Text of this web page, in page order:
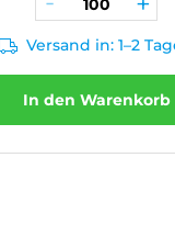
Versand in: 1–2
In den Warenkorb